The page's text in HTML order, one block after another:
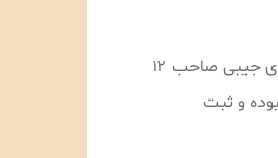
این محصول به صورت ۱۲ عددی در رایحه های متفاوت در سایت نگارلوکس به فروش می‌رسد شما با خرید یک پک از این دکلن‌های جیبی صاحب ۱۲
و ثبت